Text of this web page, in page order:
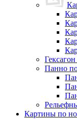
Панно
Картины по